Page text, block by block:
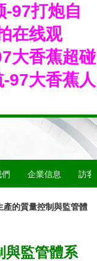
-97打炮自
在线观
大香蕉超碰
97大香蕉人
企業信息 訪客
產的質量控制與監管體
與監管體系